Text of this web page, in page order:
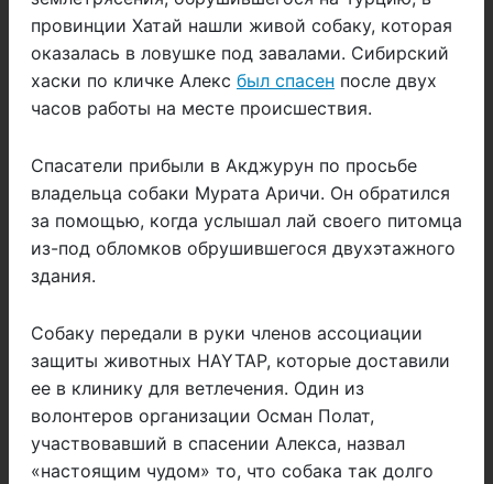
провинции Хатай нашли живой собаку, которая
оказалась в ловушке под завалами. Сибирский
хаски по кличке Алекс был спасен после двух
часов работы на месте происшествия.
Спасатели прибыли в Акджурун по просьбе
владельца собаки Мурата Аричи. Он обратился
за помощью, когда услышал лай своего питомца
из-под обломков обрушившегося двухэтажного
здания.
Собаку передали в руки членов ассоциации
защиты животных HAYTAP, которые доставили
ее в клинику для ветлечения. Один из
волонтеров организации Осман Полат,
участвовавший в спасении Алекса, назвал
«настоящим чудом» то, что собака так долго